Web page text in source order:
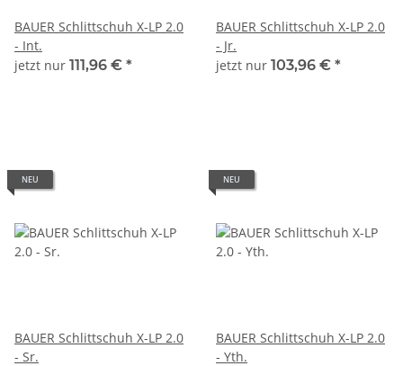
BAUER Schlittschuh X-LP 2.0
- Int.
jetzt nur 111,96 € *
BAUER Schlittschuh X-LP 2.0
- Jr.
jetzt nur 103,96 € *
NEU
BAUER Schlittschuh X-LP 2.0
- Sr.
NEU
BAUER Schlittschuh X-LP 2.0
- Yth.